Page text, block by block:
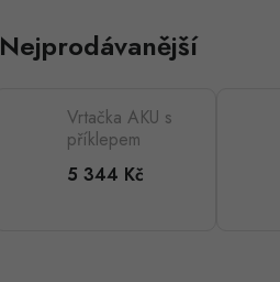
Nejprodávanější
Vrtačka AKU s
příklepem
FESTA
"BRUSHLESS"SHARE20V
5 344 Kč